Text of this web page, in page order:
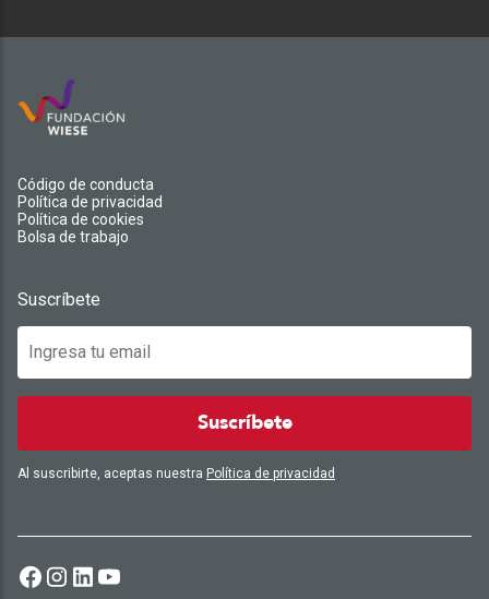
Código de conducta
Política de privacidad
Política de cookies
Bolsa de trabajo
Suscríbete
Suscríbete
Al suscribirte, aceptas nuestra Política de privacidad